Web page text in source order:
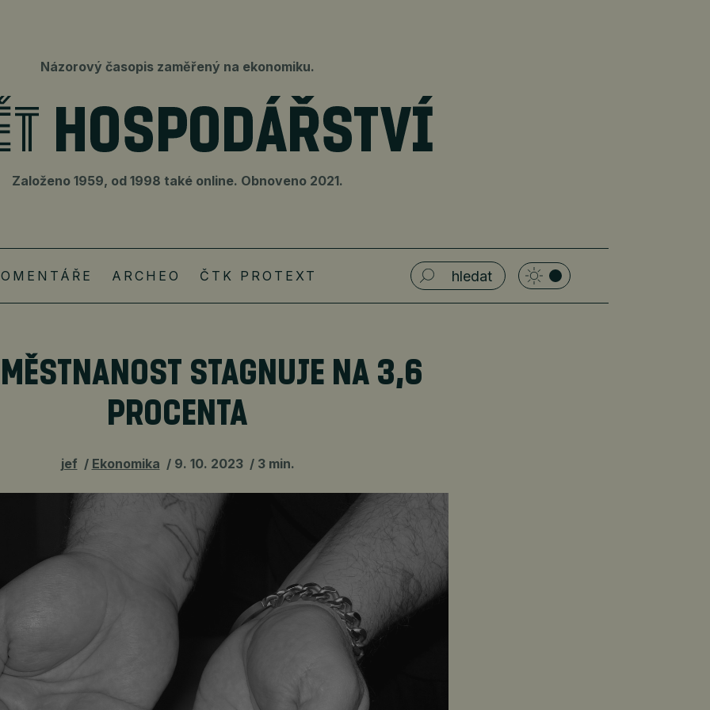
Názorový časopis zaměřený na ekonomiku.
Založeno 1959, od 1998 také online. Obnoveno 2021.
ARCHEO ČTK PROTEXT
STAGNUJE NA 3,6
PROCENTA
jef Ekonomika 9. 10. 2023 3 min.